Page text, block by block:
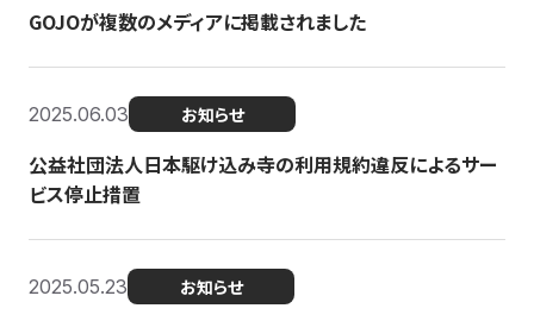
GOJOが複数のメディアに掲載されました
2025.06.03 お知らせ
公益社団法人日本駆け込み寺の利用規約違反によるサー
ビス停止措置
2025.05.23 お知らせ